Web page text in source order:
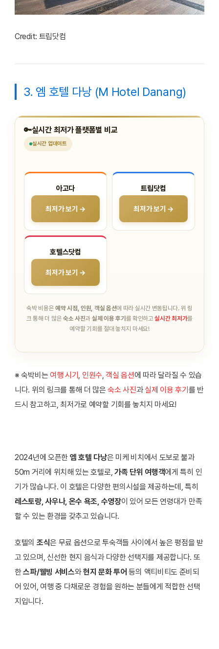
Credit: 트립닷컴
3. 엠 호텔 다낭 (M Hotel Danang)
🔑실시간 최저가 플랫폼별 비교
실시간 업데이트
아고다
최저가 보기 →
트립닷컴
최저가 보기 →
호텔스닷컴
최저가 보기 →
숙박 비용은예약 시점, 인원, 객실 옵션에 따라 실시간 변동됩니다. 위 링
크 통해 더 많은 숙소 사진과 실제 이용 후기 를 확인하고실시간 최저가를
예약할 기회를 절대 놓치지 마세요!
※ 숙박비는 여행 시기 인원수 객실 옵션에 따라 달라질 수 있습
니다. 위의 링크를 통해 더 많은 숙소 사진과실제 이용 후기 를 반
드시 참고하고, 최저가로 예약할 기회를 놓치지 마세요!
2024년에 오픈한 엠 호텔 다낭은 미케 비치에서 도보로 불과
50m 거리에 위치해 있는 호텔로, 가족 단위 여행객에게 특히 인
기가 많습니다. 이 호텔은 다양한 편의시설을 제공하는데, 특히
레스토랑, 사우나, 온수 욕조, 수영장이 있어 모든 연령대가 만족
할 수 있는 환경을 갖추고 있습니다.
호텔의 조식은 무료 옵션으로 투숙객들 사이에서 높은 평점을 받
고 있으며, 신선한 현지 음식과 다양한 선택지를 제공합니다. 또
한스파/웰빙 서비스와현지 문화 투어 등의 액티비티도 준비되
어 있어, 여행 중 다채로운 경험을 원하는 분들에게 적합한 선택
지입니다.